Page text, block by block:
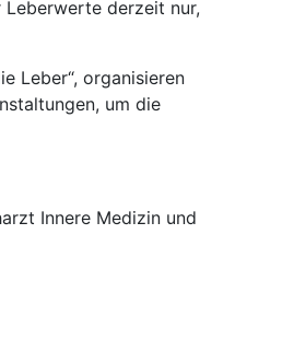
Leberwerte derzeit nur,
Leber“, organisieren
um die
Innere Medizin und